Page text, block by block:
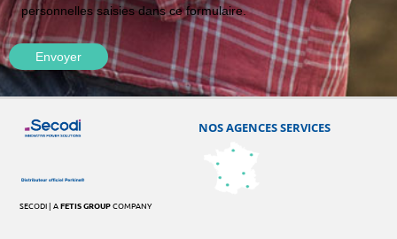
personnelles saisies dans ce formulaire.
SECODI | AFETIS GROUPCOMPANY
NOS AGENCES SERVICES